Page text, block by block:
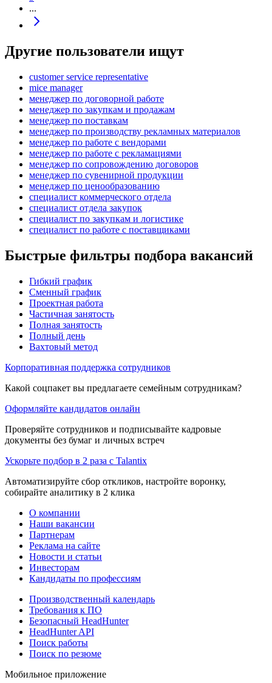
...
Другие пользователи ищут
customer service representative
mice manager
менеджер по договорной работе
менеджер по закупкам и продажам
менеджер по поставкам
менеджер по производству рекламных материалов
менеджер по работе с вендорами
менеджер по работе с рекламациями
менеджер по сопровождению договоров
менеджер по сувенирной продукции
менеджер по ценообразованию
специалист коммерческого отдела
специалист отдела закупок
специалист по закупкам и логистике
специалист по работе с поставщиками
Быстрые фильтры подбора вакансий
Гибкий график
Сменный график
Проектная работа
Частичная занятость
Полная занятость
Полный день
Вахтовый метод
Корпоративная поддержка сотрудников
Какой соцпакет вы предлагаете семейным сотрудникам?
Оформляйте кандидатов онлайн
Проверяйте сотрудников и подписывайте кадровые
документы без бумаг и личных встреч
Ускорьте подбор в 2 раза с Talantix
Автоматизируйте сбор откликов, настройте воронку,
собирайте аналитику в 2 клика
О компании
Наши вакансии
Партнерам
Реклама на сайте
Новости и статьи
Инвесторам
Кандидаты по профессиям
Производственный календарь
Требования к ПО
Безопасный HeadHunter
HeadHunter API
Поиск работы
Поиск по резюме
Мобильное приложение